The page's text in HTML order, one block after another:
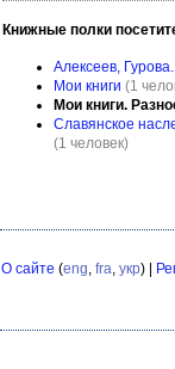
Книжные полки
Алексеев,
Мои книги (1
Мои книги.
Славянское
(1 человек)
О сайте (eng, fra, укр) |